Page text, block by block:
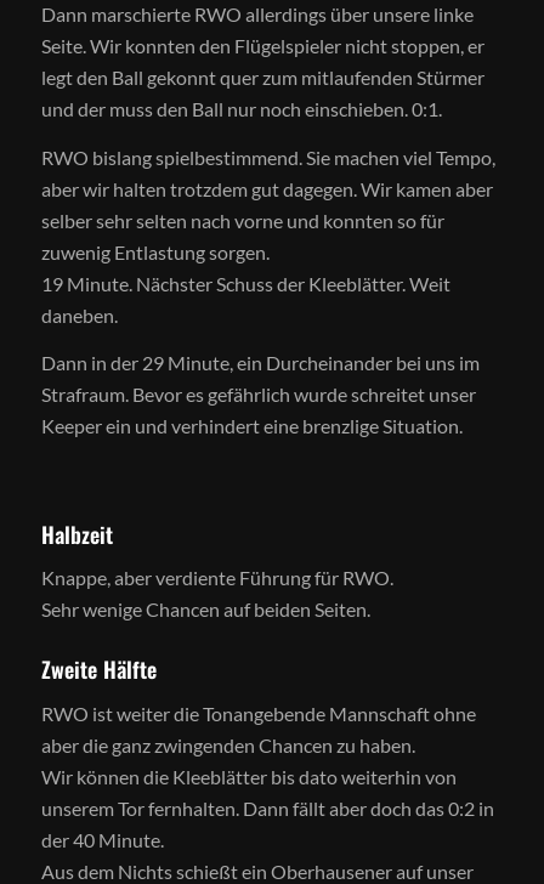
Dann marschierte RWO allerdings über unsere linke
Seite. Wir konnten den Flügelspieler nicht stoppen, er
legt den Ball gekonnt quer zum mitlaufenden Stürmer
und der muss den Ball nur noch einschieben. 0:1.
RWO bislang spielbestimmend. Sie machen viel Tempo,
aber wir halten trotzdem gut dagegen. Wir kamen aber
selber sehr selten nach vorne und konnten so für
zuwenig Entlastung sorgen.
19 Minute. Nächster Schuss der Kleeblätter. Weit
daneben.
Dann in der 29 Minute, ein Durcheinander bei uns im
Strafraum. Bevor es gefährlich wurde schreitet unser
Keeper ein und verhindert eine brenzlige Situation.
Halbzeit
Knappe, aber verdiente Führung für RWO.
Sehr wenige Chancen auf beiden Seiten.
Zweite Hälfte
RWO ist weiter die Tonangebende Mannschaft ohne
aber die ganz zwingenden Chancen zu haben.
Wir können die Kleeblätter bis dato weiterhin von
unserem Tor fernhalten. Dann fällt aber doch das 0:2 in
der 40 Minute.
Aus dem Nichts schießt ein Oberhausener auf unser